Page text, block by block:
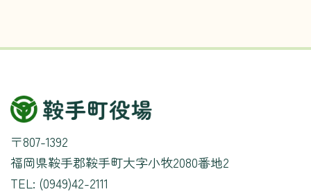
〒807-1392
福岡県鞍手郡鞍手町大字小牧2080番地2
TEL: (0949)42-2111